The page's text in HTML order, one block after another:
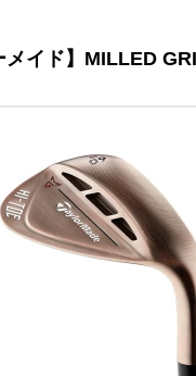
メイド】MILLED